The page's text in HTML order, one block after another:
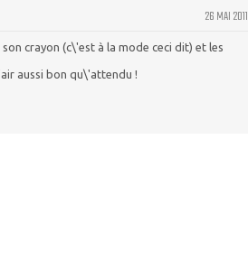
26 MAI 2011
crayon (c\'est à la mode ceci dit) et les
aussi bon qu\'attendu !